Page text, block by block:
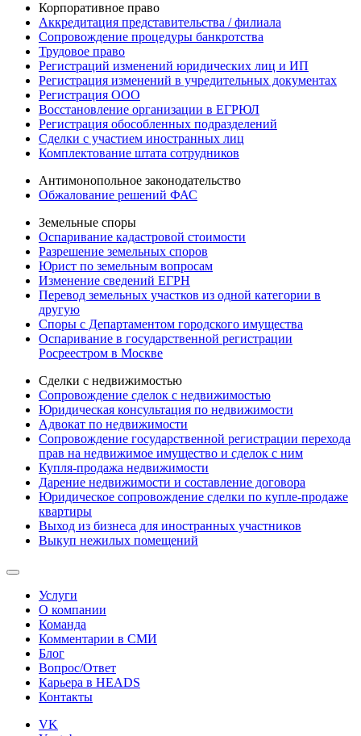
Корпоративное право
Аккредитация представительства / филиала
Сопровождение процедуры банкротства
Трудовое право
Регистраций изменений юридических лиц и ИП
Регистрация изменений в учредительных документах
Регистрация ООО
Восстановление организации в ЕГРЮЛ
Регистрация обособленных подразделений
Сделки с участием иностранных лиц
Комплектование штата сотрудников
Антимонопольное законодательство
Обжалование решений ФАС
Земельные споры
Оспаривание кадастровой стоимости
Разрешение земельных споров
Юрист по земельным вопросам
Изменение сведений ЕГРН
Перевод земельных участков из одной категории в
другую
Споры с Департаментом городского имущества
Оспаривание в государственной регистрации
Росреестром в Москве
Сделки с недвижимостью
Сопровождение сделок с недвижимостью
Юридическая консультация по недвижимости
Адвокат по недвижимости
Сопровождение государственной регистрации перехода
прав на недвижимое имущество и сделок с ним
Купля-продажа недвижимости
Дарение недвижимости и составление договора
Юридическое сопровождение сделки по купле-продаже
квартиры
Выход из бизнеса для иностранных участников
Выкуп нежилых помещений
Услуги
О компании
Команда
Комментарии в СМИ
Блог
Вопрос/Ответ
Карьера в HEADS
Контакты
VK